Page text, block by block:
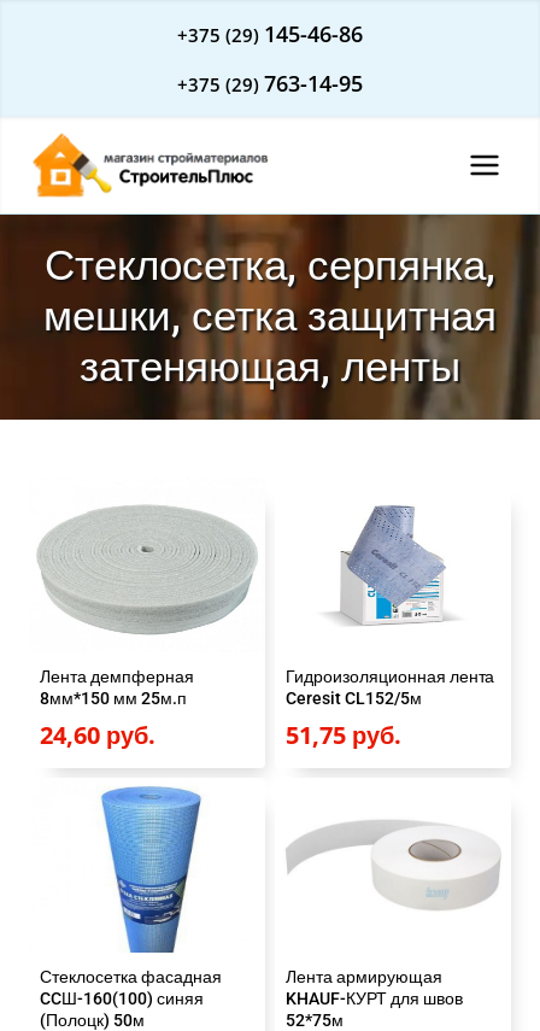
+375 (29) 145-46-86
+375 (29) 763-14-95
Стеклосетка, серпянка,
мешки, сетка защитная
затеняющая, ленты
Лента демпферная
8мм*150 мм 25м.п
24,60 руб.
Гидроизоляционная лента
Ceresit CL152/5м
51,75 руб.
Стеклосетка фасадная
CCШ-160(100) синяя
(Полоцк) 50м
Лента армирующая
KHAUF-КУРТ для швов
52*75м